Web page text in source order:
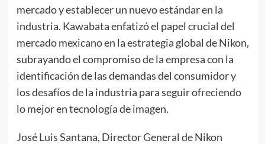
mercado y establecer un nuevo estándar en la
industria. Kawabata enfatizó el papel crucial del
mercado mexicano en la estrategia global de Nikon,
subrayando el compromiso de la empresa con la
identificación de las demandas del consumidor y
los desafíos de la industria para seguir ofreciendo
lo mejor en tecnología de imagen.
José Luis Santana, Director General de Nikon